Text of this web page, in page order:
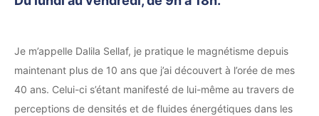
Je m’appelle Dalila Sellaf, je pratique le magnétisme depuis
maintenant plus de 10 ans que j’ai découvert à l’orée de mes
40 ans. Celui-ci s’étant manifesté de lui-même au travers de
perceptions de densités et de fluides énergétiques dans les